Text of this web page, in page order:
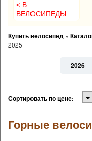
< В
ВЕЛОСИПЕДЫ
Купить велосипед »
2025
2026
Сортировать по цене:
Горные